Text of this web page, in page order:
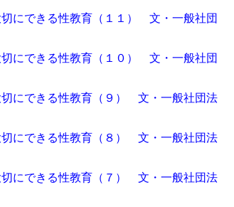
にできる性教育（１１） 文・一般社団
にできる性教育（１０） 文・一般社団
にできる性教育（９） 文・一般社団法
にできる性教育（８） 文・一般社団法
にできる性教育（７） 文・一般社団法